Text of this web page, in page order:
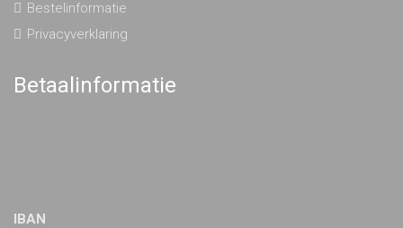
Bestelinformatie
Privacyverklaring
Betaalinformatie
IBAN